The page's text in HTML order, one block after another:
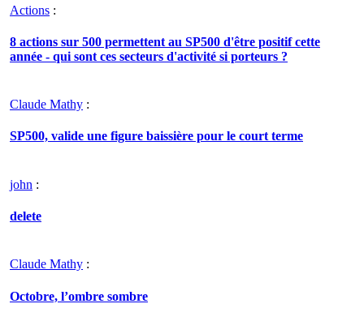
Actions :
8 actions sur 500 permettent au SP500 d'être positif cette
année - qui sont ces secteurs d'activité si porteurs ?
Claude Mathy :
SP500, valide une figure baissière pour le court terme
john :
delete
Claude Mathy :
Octobre, l’ombre sombre